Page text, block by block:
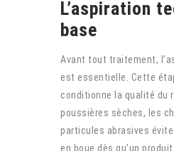
L’aspiration
base
Avant tout traitement,
est essentielle. Cette
conditionne la qualité du
poussières sèches, les
particules abrasives
en boue dès qu’un